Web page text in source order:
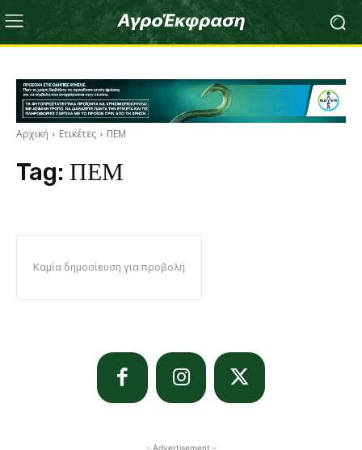
Αρχική Ετικέτες ΠΕΜ
Tag: ΠΕΜ
Καμία δημοσίευση για προβολή
- Advertisement -